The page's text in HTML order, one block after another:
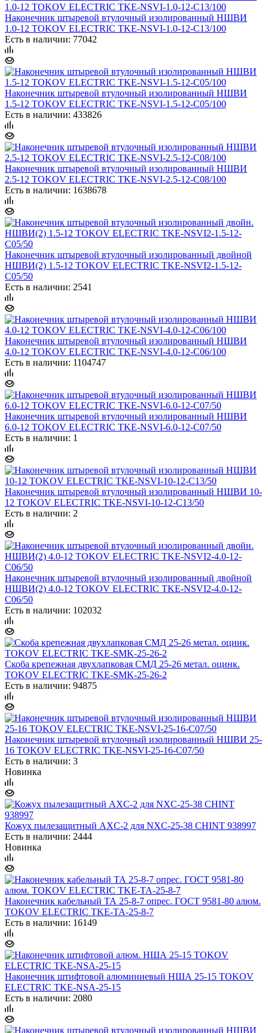
Наконечник штыревой втулочный изолированный НШВИ
1.0-12 TOKOV ELECTRIC TKE-NSVI-1.0-12-C13/100
Есть в наличии: 77042
Наконечник штыревой втулочный изолированный НШВИ
1.5-12 TOKOV ELECTRIC TKE-NSVI-1.5-12-C05/100
Есть в наличии: 433826
Наконечник штыревой втулочный изолированный НШВИ
2.5-12 TOKOV ELECTRIC TKE-NSVI-2.5-12-C08/100
Есть в наличии: 1638678
Наконечник штыревой втулочный изолированный двойной
НШВИ(2) 1.5-12 TOKOV ELECTRIC TKE-NSVI2-1.5-12-
C05/50
Есть в наличии: 2541
Наконечник штыревой втулочный изолированный НШВИ
4.0-12 TOKOV ELECTRIC TKE-NSVI-4.0-12-C06/100
Есть в наличии: 1104747
Наконечник штыревой втулочный изолированный НШВИ
6.0-12 TOKOV ELECTRIC TKE-NSVI-6.0-12-C07/50
Есть в наличии: 1
Наконечник штыревой втулочный изолированный НШВИ 10-
12 TOKOV ELECTRIC TKE-NSVI-10-12-C13/50
Есть в наличии: 2
Наконечник штыревой втулочный изолированный двойной
НШВИ(2) 4.0-12 TOKOV ELECTRIC TKE-NSVI2-4.0-12-
C06/50
Есть в наличии: 102032
Скоба крепежная двухлапковая СМД 25-26 метал. оцинк.
TOKOV ELECTRIC TKE-SMK-25-26-2
Есть в наличии: 94875
Наконечник штыревой втулочный изолированный НШВИ 25-
16 TOKOV ELECTRIC TKE-NSVI-25-16-C07/50
Есть в наличии: 3
Новинка
Кожух пылезащитный AXC-2 для NXC-25-38 CHINT 938997
Есть в наличии: 2444
Новинка
Наконечник кабельный ТА 25-8-7 опрес. ГОСТ 9581-80 алюм.
TOKOV ELECTRIC TKE-TA-25-8-7
Есть в наличии: 16149
Наконечник штифтовой алюминиевый НША 25-15 TOKOV
ELECTRIC TKE-NSA-25-15
Есть в наличии: 2080